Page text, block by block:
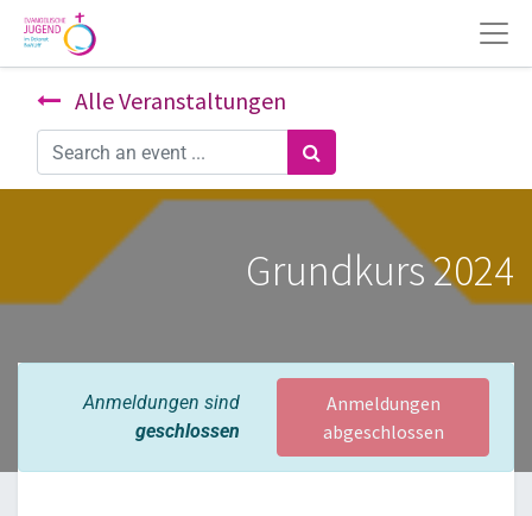
Alle Veranstaltungen
Grundkurs 2024
Anmeldungen sind
geschlossen
Anmeldungen
abgeschlossen